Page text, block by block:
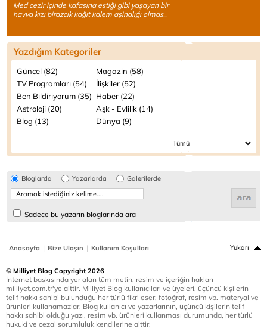
Med cezir içinde kafasına estiği gibi yaşayan bir
havva kızı birazcık kağıt kalem aşinalığı olmas..
Yazdığım Kategoriler
Güncel (82)
Magazin (58)
TV Programları (54)
İlişkiler (52)
Ben Bildiriyorum (35) Haber (22)
Astroloji (20)
Aşk - Evlilik (14)
Blog (13)
Dünya (9)
Bloglarda Yazarlarda Galerilerde
Sadece bu yazarın bloglarında ara
Anasayfa | Bize Ulaşın | Kullanım Koşulları Yukarı
© Milliyet Blog Copyright 2026
İnternet baskısında yer alan tüm metin, resim ve içeriğin hakları
milliyet.com.tr'ye aittir. Milliyet Blog kullanıcıları ve üyeleri, üçüncü kişilerin
telif hakkı sahibi bulunduğu her türlü fikri eser, fotoğraf, resim vb. materyal ve
ürünleri kullanamazlar. Blog kullanıcı ve yazarlarının, üçüncü kişilerin telif
hakkı sahibi olduğu yazı, resim vb. ürünleri kullanması durumunda, her türlü
hukuki ve cezai sorumluluk kendilerine aittir.